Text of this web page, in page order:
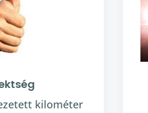
kilométer